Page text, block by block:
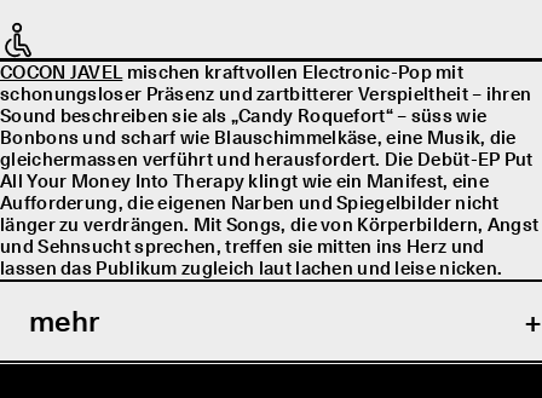
COCON JAVELmischen kraftvollen Electronic-Pop mit
schonungsloser Präsenz und zartbitterer Verspieltheit – ihren
Sound beschreiben sie als „Candy Roquefort“ – süss wie
Bonbons und scharf wie Blauschimmelkäse, eine Musik, die
gleichermassen verführt und herausfordert. Die Debüt-EP Put
All Your Money Into Therapy klingt wie ein Manifest, eine
Aufforderung, die eigenen Narben und Spiegelbilder nicht
länger zu verdrängen. Mit Songs, die von Körperbildern, Angst
und Sehnsucht sprechen, treffen sie mitten ins Herz und
lassen das Publikum zugleich laut lachen und leise nicken.
mehr